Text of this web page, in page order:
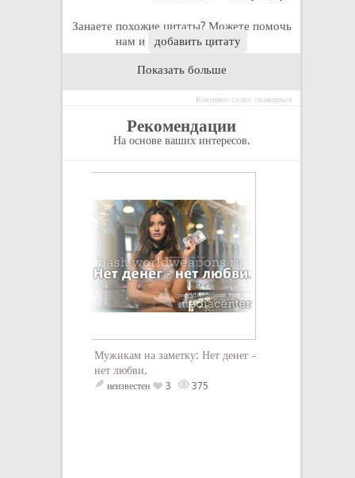
Занаете похожие цитаты? Можете помочь
нам и
добавить цитату
Показать больше
Ключевое слово: окажешься
Рекомендации
На основе ваших интересов.
Мужикам на заметку: Нет денег -
нет любви.
неизвестен 3 375